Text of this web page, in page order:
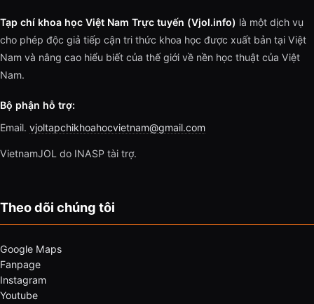
Tạp chí khoa học Việt Nam Trực tuyến (Vjol.info) là một dịch vụ
cho phép độc giả tiếp cận tri thức khoa học được xuất bản tại Việt
Nam và nâng cao hiểu biết của thế giới về nền học thuật của Việt
Nam.
Bộ phận hỗ trợ:
Email. vjoltapchikhoahocvietnam@gmail.com
VietnamJOL do INASP tài trợ.
Theo dõi chúng tôi
Google Maps
Fanpage
Instagram
Youtube